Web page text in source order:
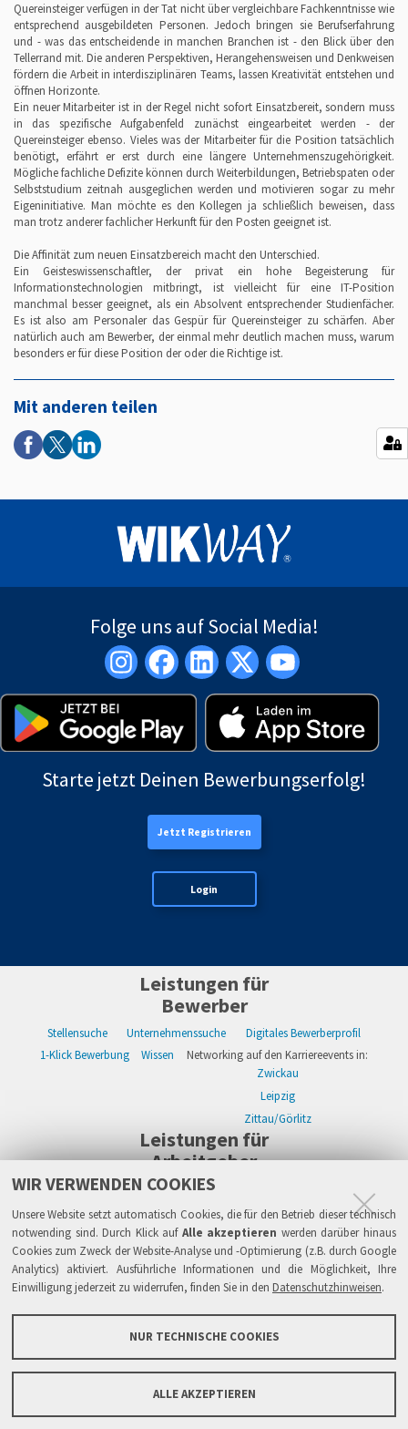
WIR VERWENDEN COOKIES
Unsere Website setzt automatisch Cookies, die für den Betrieb dieser technisch
notwending sind. Durch Klick auf Alle akzeptieren werden darüber hinaus
Cookies zum Zweck der Website-Analyse und -Optimierung (z.B. durch Google
Analytics) aktiviert. Ausführliche Informationen und die Möglichkeit, Ihre
Einwilligung jederzeit zu widerrufen, finden Sie in den Datenschutzhinweisen.
NUR TECHNISCHE COOKIES
ALLE AKZEPTIEREN
Quereinsteiger verfügen in der Tat nicht über vergleichbare Fachkenntnisse wie
entsprechend ausgebildeten Personen. Jedoch bringen sie Berufserfahrung
und - was das entscheidende in manchen Branchen ist - den Blick über den
Tellerrand mit. Die anderen Perspektiven, Herangehensweisen und Denkweisen
fördern die Arbeit in interdisziplinären Teams, lassen Kreativität entstehen und
öffnen Horizonte.
Ein neuer Mitarbeiter ist in der Regel nicht sofort Einsatzbereit, sondern muss
in das spezifische Aufgabenfeld zunächst eingearbeitet werden - der
Quereinsteiger ebenso. Vieles was der Mitarbeiter für die Position tatsächlich
benötigt, erfährt er erst durch eine längere Unternehmenszugehörigkeit.
Mögliche fachliche Defizite können durch Weiterbildungen, Betriebspaten oder
Selbststudium zeitnah ausgeglichen werden und motivieren sogar zu mehr
Eigeninitiative. Man möchte es den Kollegen ja schließlich beweisen, dass
man trotz anderer fachlicher Herkunft für den Posten geeignet ist.
Die Affinität zum neuen Einsatzbereich macht den Unterschied.
Ein Geisteswissenschaftler, der privat ein hohe Begeisterung für
Informationstechnologien mitbringt, ist vielleicht für eine IT-Position
manchmal besser geeignet, als ein Absolvent entsprechender Studienfächer.
Es ist also am Personaler das Gespür für Quereinsteiger zu schärfen. Aber
natürlich auch am Bewerber, der einmal mehr deutlich machen muss, warum
besonders er für diese Position der oder die Richtige ist.
Mit anderen teilen
Folge uns auf Social Media!
Starte jetzt Deinen Bewerbungserfolg!
Jetzt Registrieren
Login
Leistungen für
Bewerber
Stellensuche Unternehmenssuche
Digitales Bewerberprofil
1-Klick Bewerbung
Wissen
Networking auf den Karriereevents in:
Zwickau
Leipzig
Zittau/Görlitz
Leistungen für
Arbeitgeber
WIKWAY Online-Recruiting Kostenloses Firmenprofil
Alle Einzelleistungen
Wissen
Live-Recruiting auf Karriereevents in:
Zwickau
Leipzig
Zittau/Görlitz
Sicherheit
Links
FAQGrundsätze & SicherheitÜber WIKWAYNews & PresseBarrierefreiheit
Kontaktformular